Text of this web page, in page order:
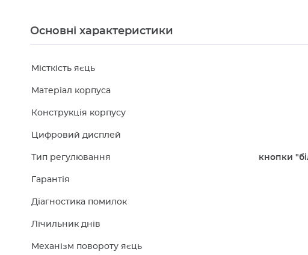
Основні характеристики
Місткість яєць
Матеріал корпуса
Конструкція корпусу
Цифровий дисплей
Тип регулювання кнопки
Гарантія
Діагностика помилок
Лічильник днів
Механізм повороту яєць